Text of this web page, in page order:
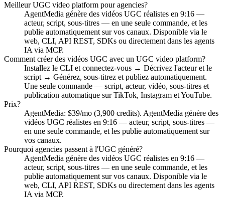
Meilleur UGC video platform pour agencies?
AgentMedia génère des vidéos UGC réalistes en 9:16 —
acteur, script, sous-titres — en une seule commande, et les
publie automatiquement sur vos canaux. Disponible via le
web, CLI, API REST, SDKs ou directement dans les agents
IA via MCP.
Comment créer des vidéos UGC avec un UGC video platform?
Installez le CLI et connectez-vous → Décrivez l'acteur et le
script → Générez, sous-titrez et publiez automatiquement.
Une seule commande — script, acteur, vidéo, sous-titres et
publication automatique sur TikTok, Instagram et YouTube.
Prix?
AgentMedia: $39/mo (3,900 credits). AgentMedia génère des
vidéos UGC réalistes en 9:16 — acteur, script, sous-titres —
en une seule commande, et les publie automatiquement sur
vos canaux.
Pourquoi agencies passent à l'UGC généré?
AgentMedia génère des vidéos UGC réalistes en 9:16 —
acteur, script, sous-titres — en une seule commande, et les
publie automatiquement sur vos canaux. Disponible via le
web, CLI, API REST, SDKs ou directement dans les agents
IA via MCP.